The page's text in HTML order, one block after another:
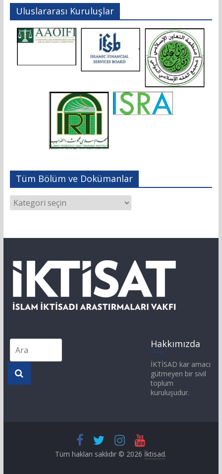
Uluslararası Kuruluşlar
Tüm Bölüm ve Dokümanlar
Hakkımızda
İKTİSAD kar amacı
gütmeyen bir sivil
toplum
kuruluşudur.
Tüm hakları saklıdır © 2026 İktisad.